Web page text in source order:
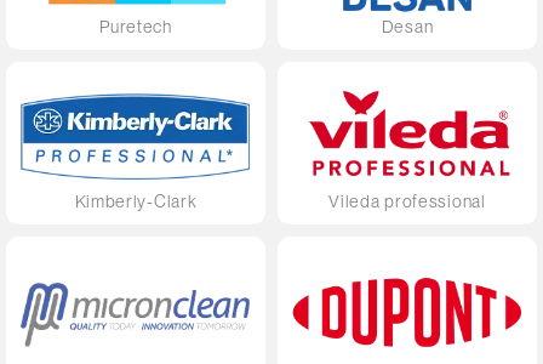
Puretech Desan
Kimberly-Clark Vileda professional